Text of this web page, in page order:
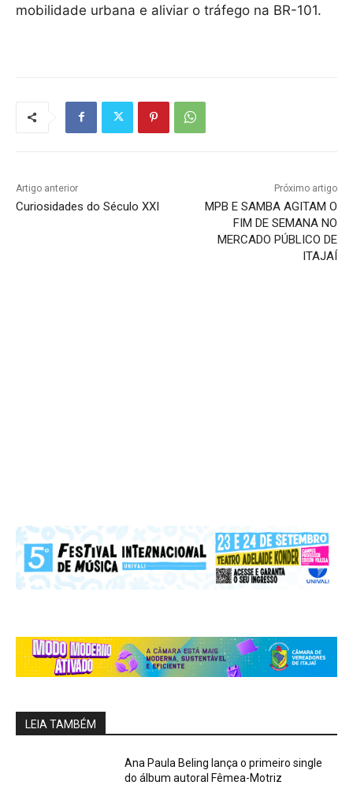
mobilidade urbana e aliviar o tráfego na BR-101.
Artigo anterior
Curiosidades do Século XXI
Próximo artigo
MPB E SAMBA AGITAM O
FIM DE SEMANA NO
MERCADO PÚBLICO DE
ITAJAÍ
LEIA TAMBÉM
Ana Paula Beling lança o primeiro single
do álbum autoral Fêmea-Motriz